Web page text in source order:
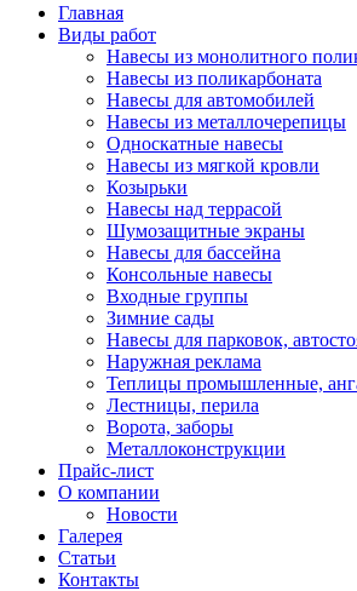
Главная
Виды работ
Навесы из монолитного
Навесы из поликарбоната
Навесы для автомобилей
Навесы из металлочерепицы
Односкатные навесы
Навесы из мягкой кровли
Козырьки
Навесы над террасой
Шумозащитные экраны
Навесы для бассейна
Консольные навесы
Входные группы
Зимние сады
Навесы для парковок,
Наружная реклама
Теплицы промышленные,
Лестницы, перила
Ворота, заборы
Металлоконструкции
Прайс-лист
О компании
Новости
Галерея
Статьи
Контакты